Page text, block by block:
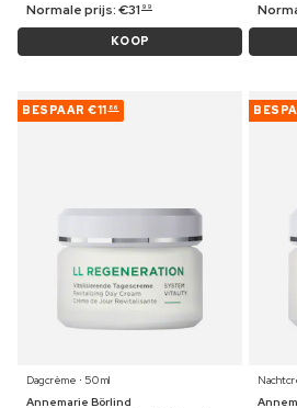
Normale prijs:€31 99
KOOP
BESPAAR €11 86
Dagcrème ⋅ 50 ml
Annemarie Börlind